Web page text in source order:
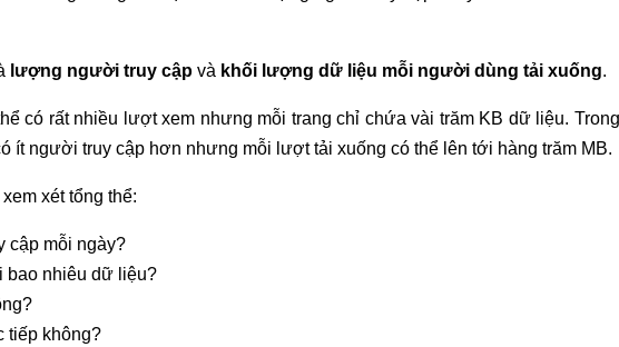
lượng người truy cập và khối lượng dữ liệu mỗi người dùng tải xuống.
có rất nhiều lượt xem nhưng mỗi trang chỉ chứa vài trăm KB dữ liệu. Trong
ít người truy cập hơn nhưng mỗi lượt tải xuống có thể lên tới hàng trăm MB.
xét tổng thể:
cập mỗi ngày?
bao nhiêu dữ liệu?
tiếp không?